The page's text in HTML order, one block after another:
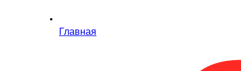
Главная